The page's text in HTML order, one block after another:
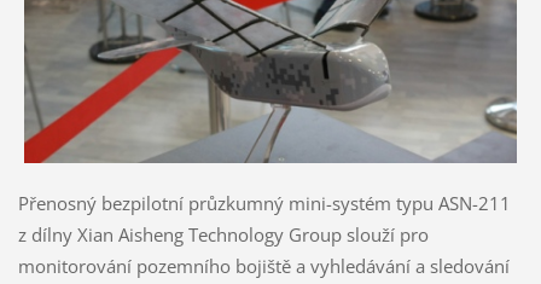
Přenosný bezpilotní průzkumný mini-systém typu ASN-211
z dílny Xian Aisheng Technology Group slouží pro
monitorování pozemního bojiště a vyhledávání a sledování